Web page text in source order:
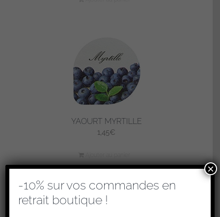
YAOURT MYRTILLE
1,45€
-10% sur vos commandes en
retrait boutique !
×